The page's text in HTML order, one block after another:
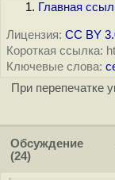
Главная
Лицензия: CC BY
Короткая ссылка:
Ключевые слова:
При перепечатке
Обсуждение
(24)